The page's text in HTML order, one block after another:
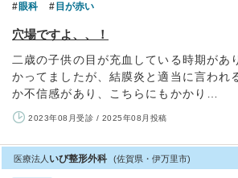
眼科 目が赤い
穴場ですよ、、！
二歳の子供の目が充血している時期があ
かってましたが、結膜炎と適当に言われ
か不信感があり、こちらにもかかり…
2023年08月受診 / 2025年08月投稿
医療法人 いび整形外科 (佐賀県・伊万里市)